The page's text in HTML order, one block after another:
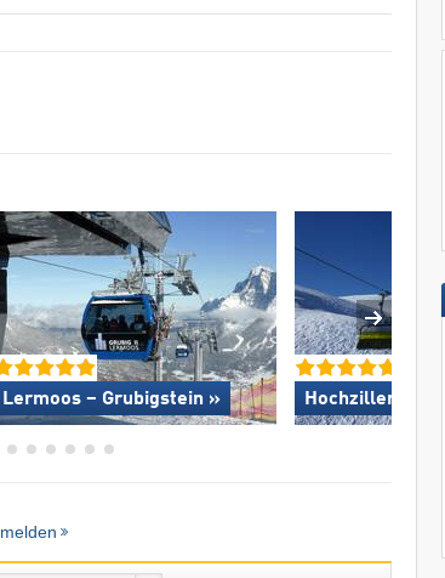
Lermoos – Grubigstein » Hochzillertal »
melden